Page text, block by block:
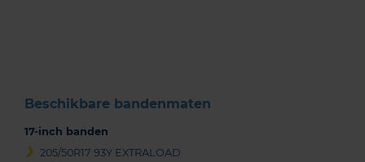
Beschikbare bandenmaten
17-inch banden
205/50R17 93Y EXTRALOAD